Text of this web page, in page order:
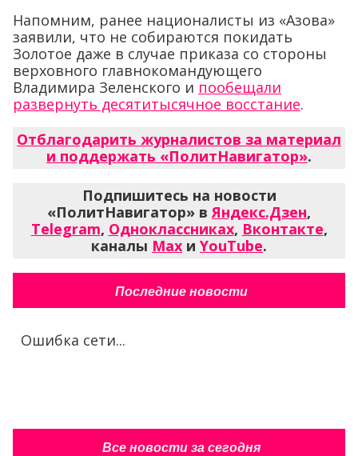
Напомним, ранее националисты из «Азова»
заявили, что не собираются покидать
Золотое даже в случае приказа со стороны
верховного главнокомандующего
Владимира Зеленского и пообещали
развернуть десятитысячное восстание.
Отблагодарить журналистов за материал
и поддержать «ПолитНавигатор».
Подпишитесь на новости
«ПолитНавигатор» вЯндекс.Дзен,
Telegram, Одноклассниках, Вконтакте,
каналы Max и YouTube.
Последние новости
Ошибка сети...
Все новости за сегодня